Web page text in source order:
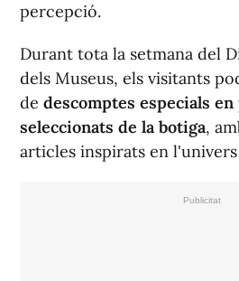
percepció.
Durant tota la setmana del
dels Museus, els visitants
de descomptes especials
seleccionats de la botiga,
articles inspirats en l'univers